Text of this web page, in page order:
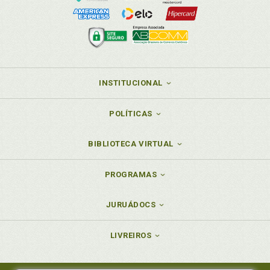
Victor Hugo Tejerina Velázquez. Patentes verdes:
propriedade intelectual e sustentabilidade. Victor
Hugo Tejerina Velázquez / Michele Cristina Souza
INSTITUCIONAL
POLÍTICAS
BIBLIOTECA VIRTUAL
PROGRAMAS
JURUÁDOCS
LIVREIROS